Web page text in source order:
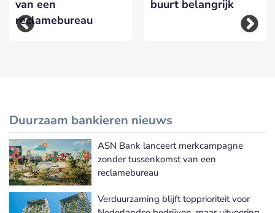
van een
reclamebureau
buurt belangrijk
Duurzaam bankieren nieuws
Meer Duurzaam bankieren nieuws
ASN Bank lanceert merkcampagne
zonder tussenkomst van een
reclamebureau
Verduurzaming blijft topprioriteit voor